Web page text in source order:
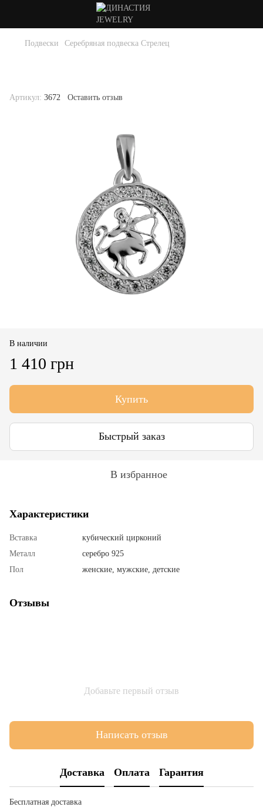
Подвески Серебряная подвеска Стрелец
Артикул: 3672 Оставить отзыв
В наличии
1 410 грн
Купить
Быстрый заказ
В избранное
Характеристики
Вставка
кубический цирконий
Металл
серебро 925
Пол
женские, мужские, детские
Отзывы
Добавьте первый отзыв
Написать отзыв
Доставка Оплата Гарантия
Бесплатная доставка